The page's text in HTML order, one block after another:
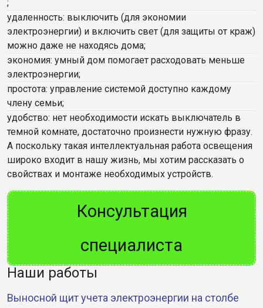
;
удаленность: выключить (для экономии
электроэнергии) и включить свет (для защиты от краж)
можно даже не находясь дома;
экономия: умный дом помогает расходовать меньше
электроэнергии;
простота: управление системой доступно каждому
члену семьи;
удобство: нет необходимости искать выключатель в
темной комнате, достаточно произнести нужную фразу.
А поскольку такая интеллектуальная работа освещения
широко входит в нашу жизнь, мы хотим рассказать о
свойствах и монтаже необходимых устройств.
Консультация
специалиста
Наши работы
Выносной щит учета электроэнергии на столбе